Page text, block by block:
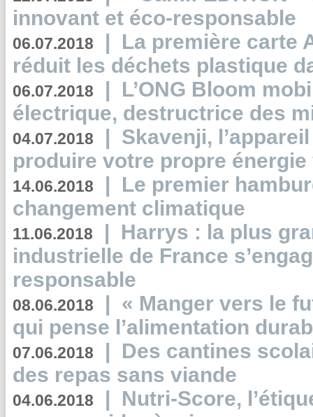
innovant et éco-responsable
06.07.2018 | La première carte
réduit les déchets plastique
06.07.2018 | L’ONG Bloom
électrique, destructrice des
04.07.2018 | Skavenji,
produire votre propre
14.06.2018 | Le premier
changement climatique
11.06.2018 | Harrys : la plus
industrielle de France
responsable
08.06.2018 | « Manger vers le
qui pense l’alimentation
07.06.2018 | Des cantines
des repas sans viande
04.06.2018 | Nutri-Score,